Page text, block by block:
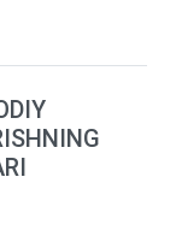
va
ishlab